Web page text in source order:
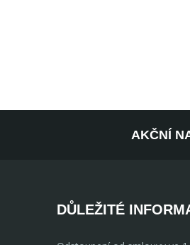
AKČNÍ
DŮLEŽITÉ